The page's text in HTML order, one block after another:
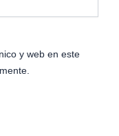
y web en este